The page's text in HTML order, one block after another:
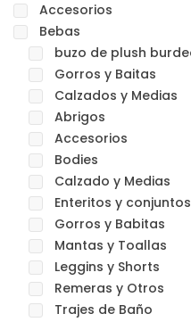
Accesorios
Bebas
buzo de plush
Gorros y Baitas
Calzados y Medias
Abrigos
Accesorios
Bodies
Calzado y Medias
Enteritos y conjuntos
Gorros y Babitas
Mantas y Toallas
Leggins y Shorts
Remeras y Otros
Trajes de Baño